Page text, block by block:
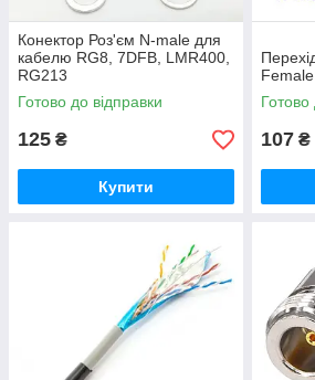
Конектор Роз'єм N-male для
кабелю RG8, 7DFB, LMR400,
RG213
Готово до відправки
125 ₴
Купити
Female
Готово
107 ₴